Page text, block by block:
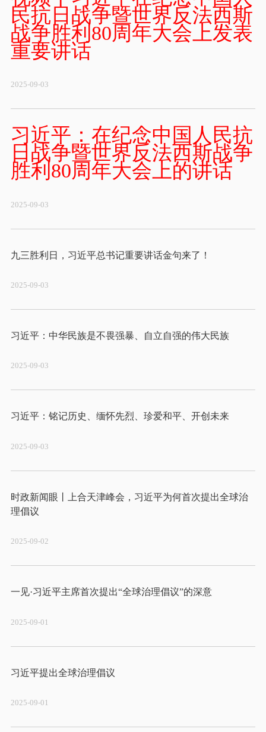
民抗日战争暨世界反法西斯
战争胜利80周年大会上发表
重要讲话
2025-09-03
习近平：在纪念中国人民抗
日战争暨世界反法西斯战争
胜利80周年大会上的讲话
2025-09-03
2025-09-03
习近平：中华民族是不畏强暴、自立自强的伟大民族
2025-09-03
习近平：铭记历史、缅怀先烈、珍爱和平、开创未来
2025-09-03
时政新闻眼丨上合天津峰会，习近平为何首次提出全球治
2025-09-02
一见·习近平主席首次提出“全球治理倡议”的深意
2025-09-01
2025-09-01